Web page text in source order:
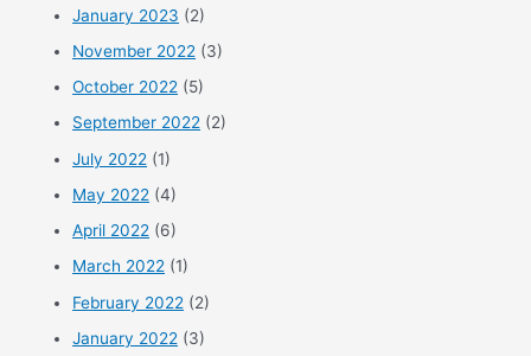
January 2023 (2)
November 2022 (3)
October 2022 (5)
September 2022 (2)
July 2022 (1)
May 2022 (4)
April 2022 (6)
March 2022 (1)
February 2022 (2)
January 2022 (3)